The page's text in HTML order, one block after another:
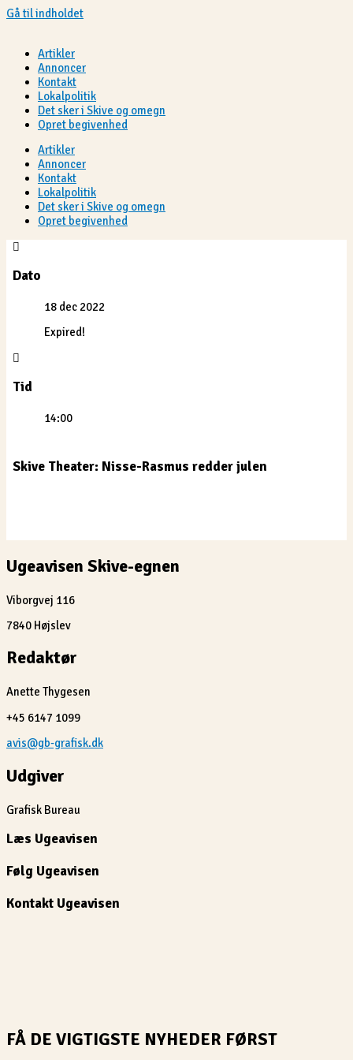
Gå til indholdet
Artikler
Annoncer
Kontakt
Lokalpolitik
Det sker i Skive og omegn
Opret begivenhed
Artikler
Annoncer
Kontakt
Lokalpolitik
Det sker i Skive og omegn
Opret begivenhed
Dato
18 dec 2022
Expired!
Tid
14:00
Skive Theater: Nisse-Rasmus redder julen
Ugeavisen Skive-egnen
Viborgvej 116
7840 Højslev
Redaktør
Anette Thygesen
+45 6147 1099
avis@gb-grafisk.dk
Udgiver
Grafisk Bureau
Læs Ugeavisen
Følg Ugeavisen
Kontakt Ugeavisen
FÅ DE VIGTIGSTE NYHEDER FØRST